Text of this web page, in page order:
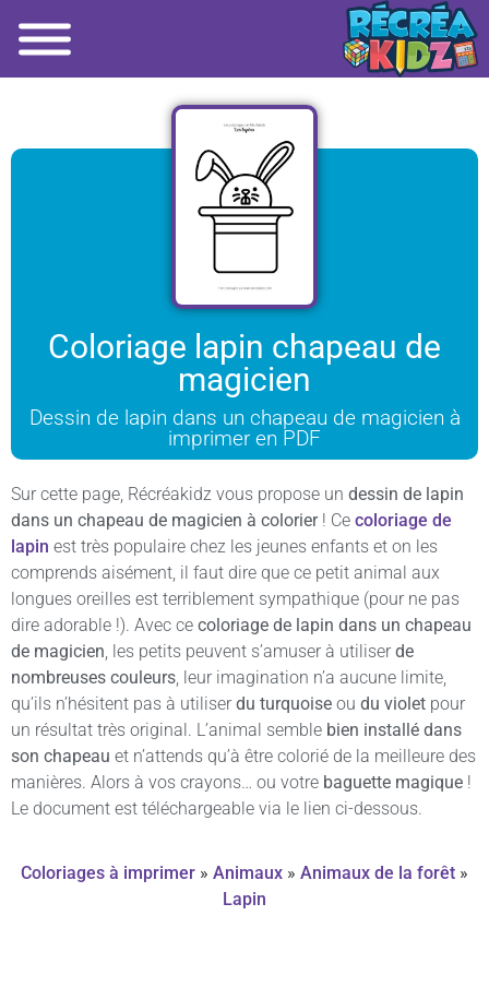
Coloriage lapin chapeau de
magicien
Dessin de lapin dans un chapeau de magicien à
imprimer en PDF
Sur cette page, Récréakidz vous propose un dessin de lapin
dans un chapeau de magicien à colorier! Ce coloriage de
lapin est très populaire chez les jeunes enfants et on les
comprends aisément, il faut dire que ce petit animal aux
longues oreilles est terriblement sympathique (pour ne pas
dire adorable !). Avec ce coloriage de lapin dans un chapeau
de magicien, les petits peuvent s’amuser à utiliser de
nombreuses couleurs, leur imagination n’a aucune limite,
qu’ils n’hésitent pas à utiliser du turquoise ou du violet pour
un résultat très original. L’animal semble bien installé dans
son chapeau et n’attends qu’à être colorié de la meilleure des
manières. Alors à vos crayons… ou votre baguette magique !
Le document est téléchargeable via le lien ci-dessous.
Coloriages à imprimer » Animaux » Animaux de la forêt »
Lapin